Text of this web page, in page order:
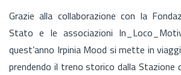
Grazie alla collaborazione con la
Stato e le associazioni
quest’anno Irpinia Mood si mette in
prendendo il treno storico dalla Stazione